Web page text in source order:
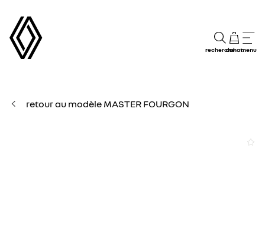
rechercheachatmenu
retour au modèle MASTER FOURGON